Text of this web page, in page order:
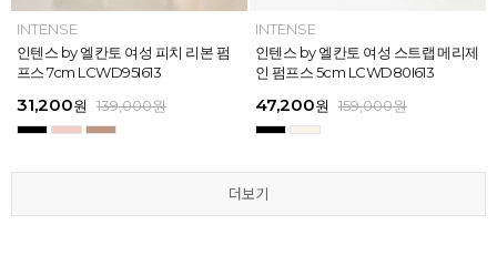
ELCANTO
[EXCLUSIVE] 노엘 엘칸토 여성 젤리
슈즈 2.3cm LCWW01U626
29,000원
MAZZ
마쯔 by 엘칸토 여성 크로스 와이드
스트랩 컴포트 샌들 3.5cm LCWW27
45,900원 159,000원
더보기
INTENSE
인텐스 by 엘칸토 여성 피치 리본 펌
프스 7cm LCWD95I613
31,200원 139,000원
INTENSE
인텐스 by 엘칸토 여성 스트랩 메리제
인 펌프스 5cm LCWD80I613
47,200원 159,000원
더보기
INTENSE
인텐스 by 엘칸토 여성 에나멜 스퀘어
오브제 플랫슈즈 1.5cm LCWD53I613
41,650원 149,000원
INTENSE
인텐스 by 엘칸토 여성 클래식 스트랩
로퍼 2cm LCWD72I613
27,920원 159,000원
더보기
MAZZ
마쯔 by 엘칸토 여성 투밴드 고프코어
플랫 캐주얼 2.5cm LCWC97M613
43,200원 159,000원
MAZZ
마쯔 by 엘칸토 여성 데이엔 스니커즈
3.5cm LCWS20M613
71,400원 189,000원
더보기
ELCANTO
[EXCLUSIVE] 노엘 엘칸토 여성 젤리
슈즈 2.3cm LCWW01U626
29,000원
MAZZ
마쯔 by 엘칸토 여성 크로스 와이드
스트랩 컴포트 샌들 3.5cm LCWW27
45,900원 159,000원
더보기
INTENSE
인텐스 by 엘칸토 여성 피치 리본 펌
프스 7cm LCWD95I613
31,200원 139,000원
INTENSE
인텐스 by 엘칸토 여성 스트랩 메리제
인 펌프스 5cm LCWD80I613
47,200원 159,000원
더보기